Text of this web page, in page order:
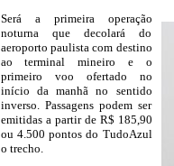
Será a primeira operação
noturna que decolará do
aeroporto paulista com destino
ao terminal mineiro e o
primeiro voo ofertado no
início da manhã no sentido
inverso. Passagens podem ser
emitidas a partir de R$ 185,90
ou 4.500 pontos do TudoAzul
o trecho.